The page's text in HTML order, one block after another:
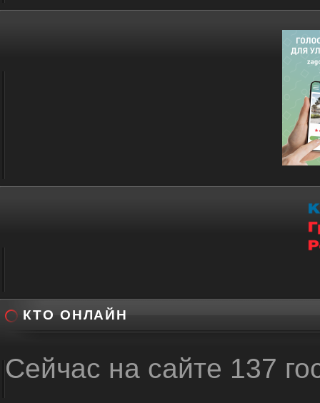
КТО ОНЛАЙН
Сейчас на сайте 137